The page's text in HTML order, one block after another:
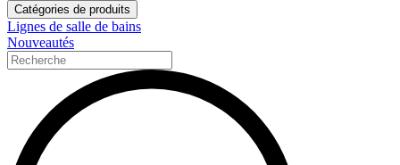
Catégories de produits
Lignes de salle de bains
Nouveautés